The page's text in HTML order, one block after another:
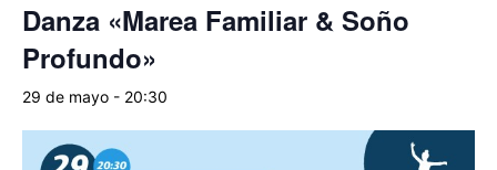
Danza «Marea Familiar & Soño
Profundo»
29 de mayo - 20:30